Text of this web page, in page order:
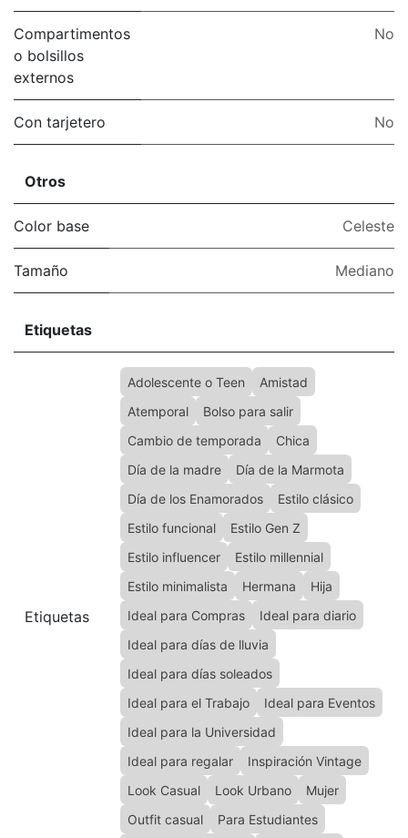
Compartimentos
o bolsillos
externos
No
Con tarjetero No
Otros
Color base Celeste
Tamaño Mediano
Etiquetas
Etiquetas
Adolescente o Teen
Amistad
Atemporal
Bolso para salir
Cambio de temporada
Chica
Día de la madre
Día de la Marmota
Día de los Enamorados
Estilo clásico
Estilo funcional
Estilo Gen Z
Estilo influencer
Estilo millennial
Estilo minimalista
Hermana
Hija
Ideal para Compras
Ideal para diario
Ideal para días de lluvia
Ideal para días soleados
Ideal para el Trabajo
Ideal para Eventos
Ideal para la Universidad
Ideal para regalar
Inspiración Vintage
Look Casual
Look Urbano
Mujer
Outfit casual
Para Estudiantes